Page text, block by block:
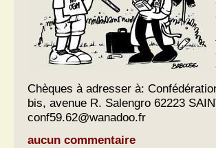
Chèques à adresser à:
bis, avenue R. Salengro 62223
conf59.62@wanadoo.fr
aucun commentaire